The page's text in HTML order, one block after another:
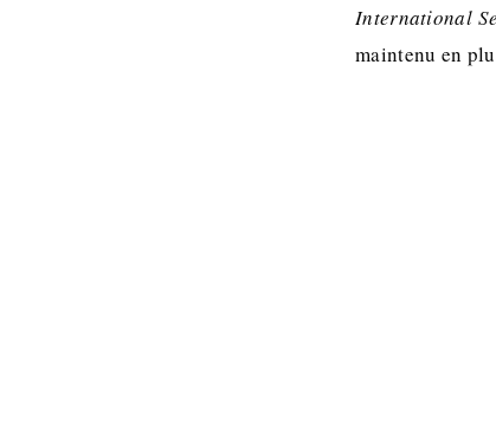
International
maintenu en